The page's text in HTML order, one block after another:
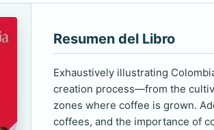
Resumen del Libro
Exhaustively illustrating
creation process—from the
zones where coffee is grown.
coffees, and the importance of